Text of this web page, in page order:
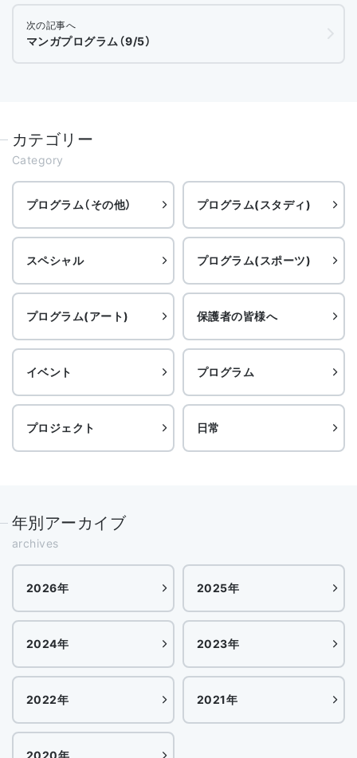
次の記事へ
マンガプログラム（9/5）
カテゴリー
Category
プログラム（その他） プログラム(スタディ)
スペシャル プログラム(スポーツ)
プログラム(アート) 保護者の皆様へ
イベント プログラム
プロジェクト 日常
年別アーカイブ
archives
2026年 2025年
2024年 2023年
2022年 2021年
2020年